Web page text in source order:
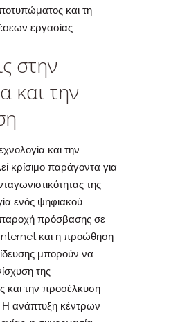
και τη
εργασίας.
στην
και την
και την
κρίσιμο παράγοντα για
της
ενός ψηφιακού
παροχή πρόσβασης σε
και η προώθηση
μπορούν να
της
και την προσέλκυση
ανάπτυξη κέντρων